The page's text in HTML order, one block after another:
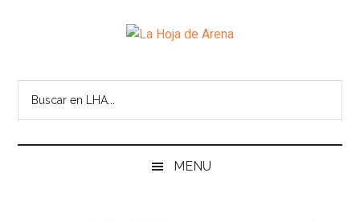
Lateral
paginaHoja
de
de
temas
MENU